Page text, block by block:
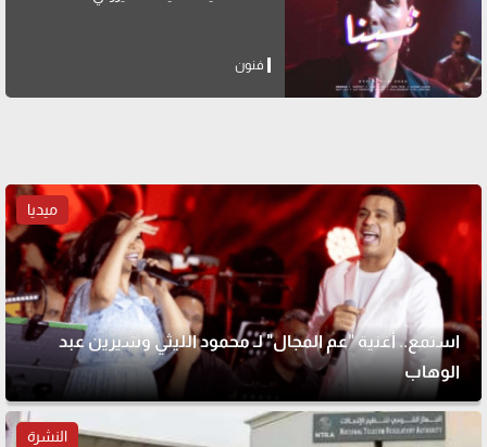
فنون
ميديا
استمع.. أغنية "عم المجال" لـ محمود الليثي وشيرين عبد
الوهاب
النشرة